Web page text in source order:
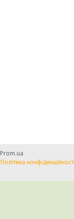
Prom.ua
Політика